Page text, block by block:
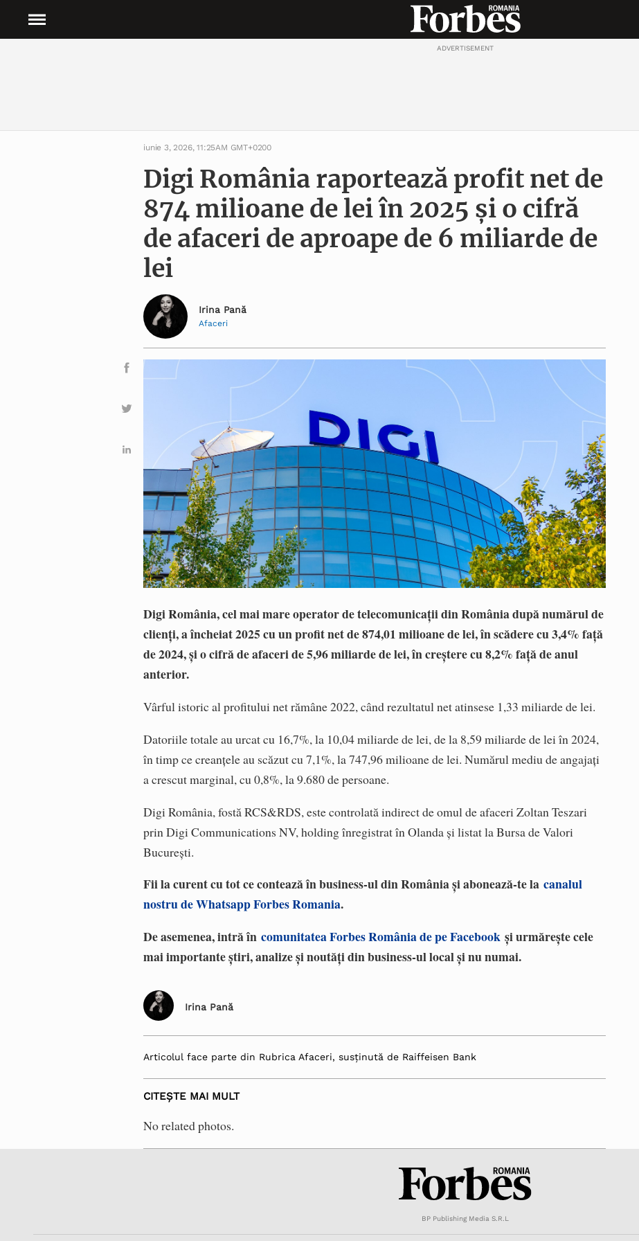
ADVERTISEMENT
iunie 3, 2026, 11:25AM GMT+0200
Digi România raportează profit net de
874 milioane de lei în 2025 și o cifră
de afaceri de aproape de 6 miliarde de
lei
Irina Pană
Afaceri
Digi România, cel mai mare operator de telecomunicații din România după numărul de
clienți, a încheiat 2025 cu un profit net de 874,01 milioane de lei, în scădere cu 3,4% față
de 2024, și o cifră de afaceri de 5,96 miliarde de lei, în creștere cu 8,2% față de anul
anterior.
Vârful istoric al profitului net rămâne 2022, când rezultatul net atinsese 1,33 miliarde de lei.
Datoriile totale au urcat cu 16,7%, la 10,04 miliarde de lei, de la 8,59 miliarde de lei în 2024,
în timp ce creanțele au scăzut cu 7,1%, la 747,96 milioane de lei. Numărul mediu de angajați
a crescut marginal, cu 0,8%, la 9.680 de persoane.
Digi România, fostă RCS&RDS, este controlată indirect de omul de afaceri Zoltan Teszari
prin Digi Communications NV, holding înregistrat în Olanda și listat la Bursa de Valori
București.
Fii la curent cu tot ce contează în business-ul din România și abonează-te lacanalul
nostru de Whatsapp Forbes Romania.
De asemenea, intră încomunitatea Forbes România de pe Facebook și urmărește cele
mai importante știri, analize și noutăți din business-ul local și nu numai.
Irina Pană
Articolul face parte din Rubrica Afaceri, susținută de Raiffeisen Bank
CITEȘTE MAI MULT
No related photos.
BP Publishing Media S.R.L